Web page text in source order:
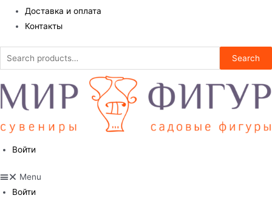
Доставка и оплата
Контакты
Search
for:
Search
Войти
Menu
Войти